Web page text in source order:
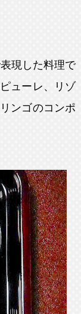
現した料理で
ューレ、リゾ
ンゴのコンポ